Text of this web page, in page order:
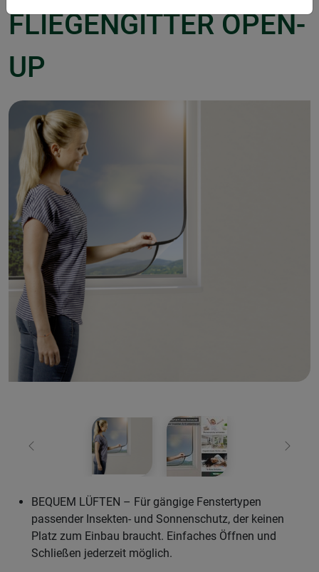
FLIEGENGITTER OPEN-
UP
Zurück Weiter
BEQUEM LÜFTEN – Für gängige Fenstertypen
passender Insekten- und Sonnenschutz, der keinen
Platz zum Einbau braucht. Einfaches Öffnen und
Schließen jederzeit möglich.